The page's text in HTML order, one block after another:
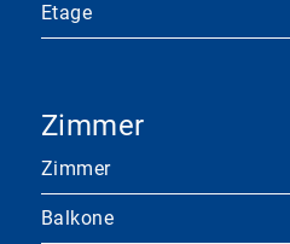
Etage
Zimmer
Zimmer
Balkone